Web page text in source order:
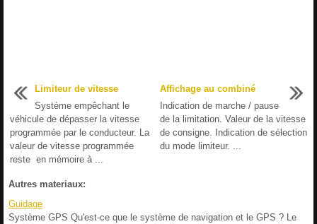
Limiteur de vitesse
Système empêchant le
véhicule de dépasser la vitesse
programmée par le conducteur. La
valeur de vitesse programmée
reste en mémoire à ...
Affichage au combiné
Indication de marche / pause
de la limitation. Valeur de la vitesse
de consigne. Indication de sélection
du mode limiteur. ...
Autres materiaux:
Guidage
Système GPS Qu'est-ce que le système de navigation et le GPS ? Le